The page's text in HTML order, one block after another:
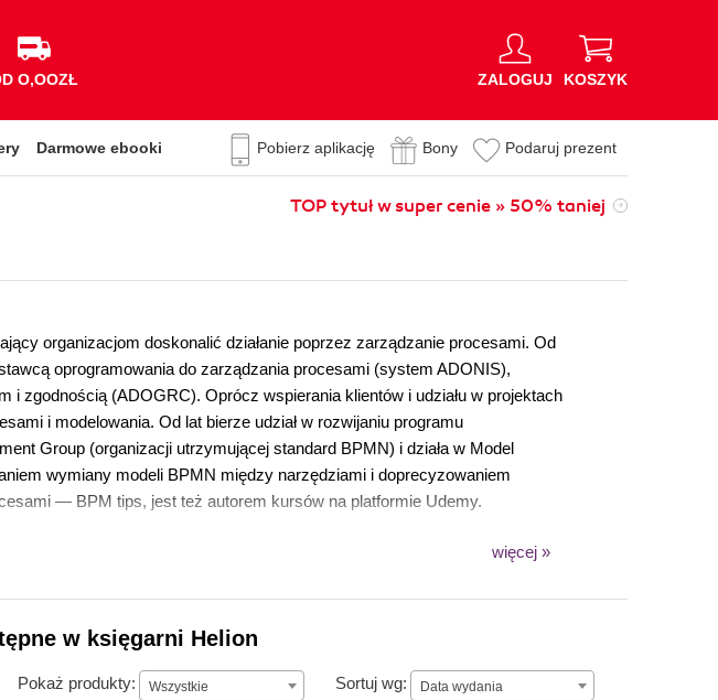
O,OOZŁ ZALOGUJ KOSZYK
Darmowe ebooki Pobierz aplikację Bony Podaruj prezent
TOP tytuł w super cenie » 50% taniej
organizacjom doskonalić działanie poprzez zarządzanie procesami. Od
oprogramowania do zarządzania procesami (system ADONIS),
i zgodnością (ADOGRC). Oprócz wspierania klientów i udziału w projektach
i modelowania. Od lat bierze udział w rozwijaniu programu
Group (organizacji utrzymującej standard BPMN) i działa w Model
wymiany modeli BPMN między narzędziami i doprecyzowaniem
― BPM tips, jest też autorem kursów na platformie Udemy.
więcej »
w księgarni Helion
Pokaż produkty: Wszystkie Sortuj wg: Data wydania
Data wydania